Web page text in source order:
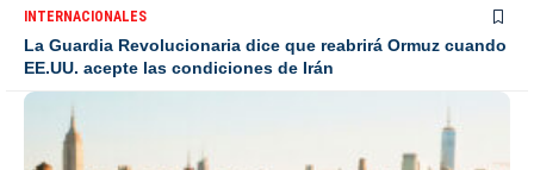
INTERNACIONALES
La Guardia Revolucionaria dice que reabrirá Ormuz cuando
EE.UU. acepte las condiciones de Irán